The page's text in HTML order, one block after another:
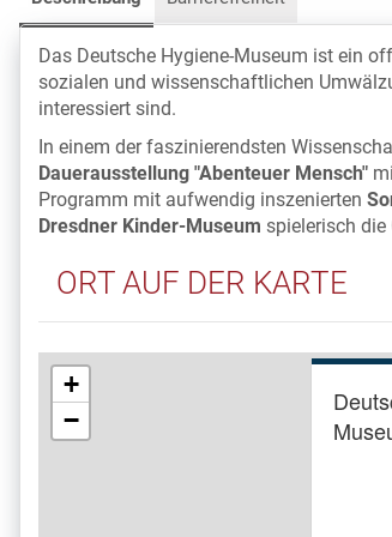
Das Deutsche Hygiene-Museum ist ein
sozialen und wissenschaftlichen
interessiert sind.
In einem der faszinierendsten
Dauerausstellung "Abenteuer Mensch"
Programm mit aufwendig inszenierten
Dresdner Kinder-Museum spielerisch die
ORT AUF DER KARTE
+
−